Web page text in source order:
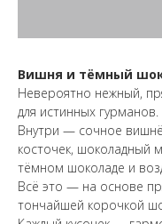
Вишня и тёмный
Невероятно нежный,
для истинных гурманов.
Внутри — сочное
косточек, шоколадный
тёмном шоколаде и
Всё это — на основе
тончайшей корочкой